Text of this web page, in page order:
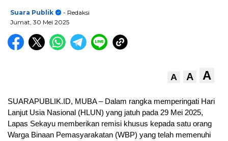
Suara Publik
- Redaksi
Jumat, 30 Mei 2025
A A A
SUARAPUBLIK.ID, MUBA – Dalam rangka memperingati Hari
Lanjut Usia Nasional (HLUN) yang jatuh pada 29 Mei 2025,
Lapas Sekayu memberikan remisi khusus kepada satu orang
Warga Binaan Pemasyarakatan (WBP) yang telah memenuhi